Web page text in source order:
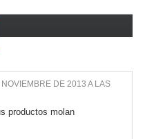
DE 2013 A LAS
productos molan